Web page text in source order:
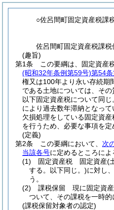
○佐呂間町固定資産税課
佐呂間町固定資産税課税
(趣旨)
第1条
この要綱は、固定資産
(昭和32年条例第59号)第54
権又は100年より永い存続期
である土地については、その
以下固定資産税について同じ
により過去数年滞納となっ
欠損処理をしている固定資
を行うため、必要な事項を定
(定義)
第2条
この要綱において、 次
当該各号に定めるところによ
(1)
固定資産税 固定資産(
する。以下同じ。)に対し
う。
(2)
課税保留 現に固定資産
ついて、その課税を一時的
(課税保留対象者の認定)